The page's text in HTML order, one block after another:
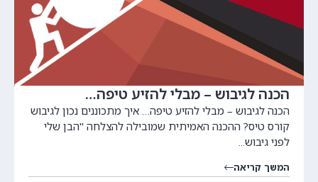
הכנה לגיבוש – מבלי להזיע טיפה…
הכנה לגיבוש – מבלי להזיע טיפה… איך מתכוננים נכון לגיבוש
קורס טיס? ההכנה האמיתית שמובילה להצלחה "הבן שלי
לפני גיבוש...
המשך קריאה